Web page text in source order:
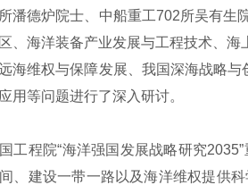
潘德炉院士、中船重工702所吴有
、海洋装备产业发展与工程技术、
海维权与保障发展、我国深海战略
用等问题进行了深入研讨。
程院“海洋强国发展战略研究2035”
、建设一带一路以及海洋维权提供